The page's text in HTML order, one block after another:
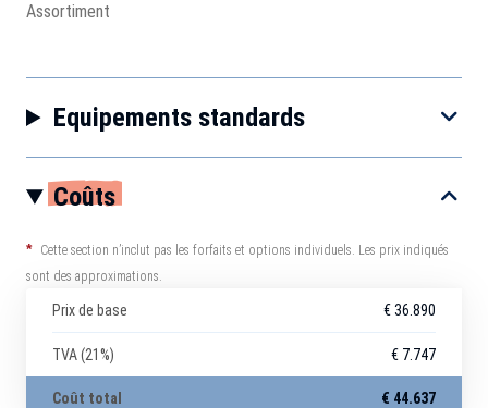
Assortiment
Equipements standards
Coûts
*
Cette section n’inclut pas les forfaits et options individuels. Les prix indiqués
sont des approximations.
Prix de base € 36.890
TVA (21%) € 7.747
Coût total € 44.637